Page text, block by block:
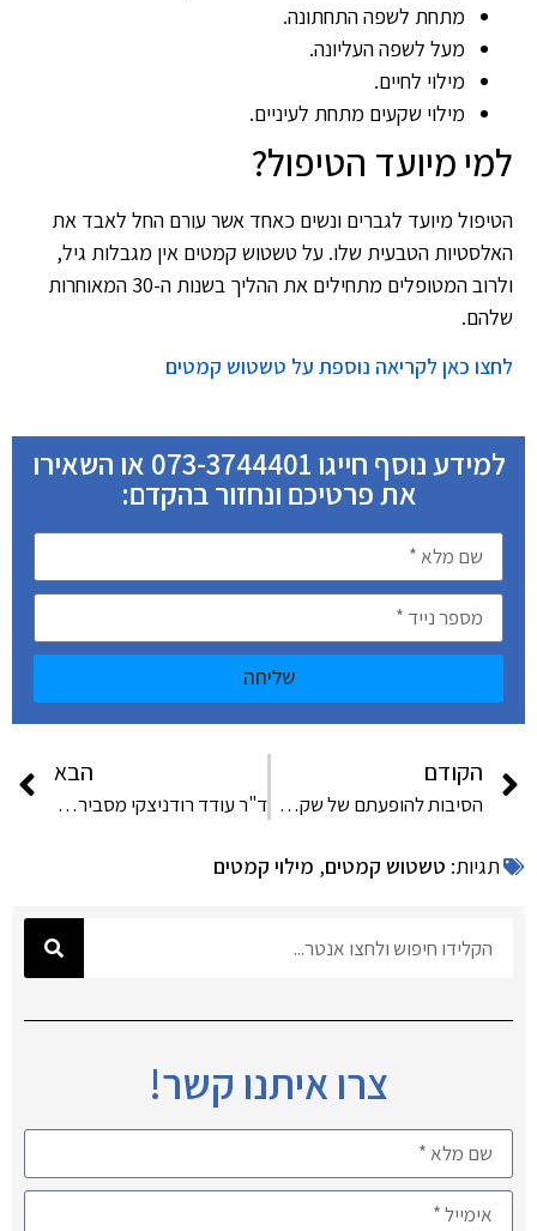
מתחת לשפה התחתונה.
מעל לשפה העליונה.
מילוי לחיים.
מילוי שקעים מתחת לעיניים.
למי מיועד הטיפול?
הטיפול מיועד לגברים ונשים כאחד אשר עורם החל לאבד את
האלסטיות הטבעית שלו. על טשטוש קמטים אין מגבלות גיל,
ולרוב המטופלים מתחילים את ההליך בשנות ה-30 המאוחרות
שלהם.
לחצו כאן לקריאה נוספת על טשטוש קמטים
למידע נוסף חייגו 073-3744401 או השאירו
את פרטיכם ונחזור בהקדם:
שליחה
הקודם
הסיבות להופעתם של שקעים מתחת לעיניים
הבא
ד"ר עודד רודניצקי מסביר ומדגים טיפול לחידוש העור בעזרת מכשיר ה-ELLIPSE החדשני
תגיות: טשטוש קמטים, מילוי קמטים
צרו איתנו קשר!